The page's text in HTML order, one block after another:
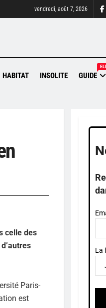
vendredi, août 7, 2026
HABITAT INSOLITE GUIDE
celle des
Paris-
est
La